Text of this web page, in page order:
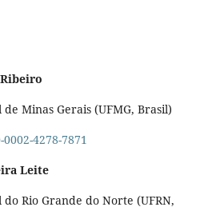
Minas Gerais (UFMG, Brasil)
4278-7871
Leite
Rio Grande do Norte (UFRN,